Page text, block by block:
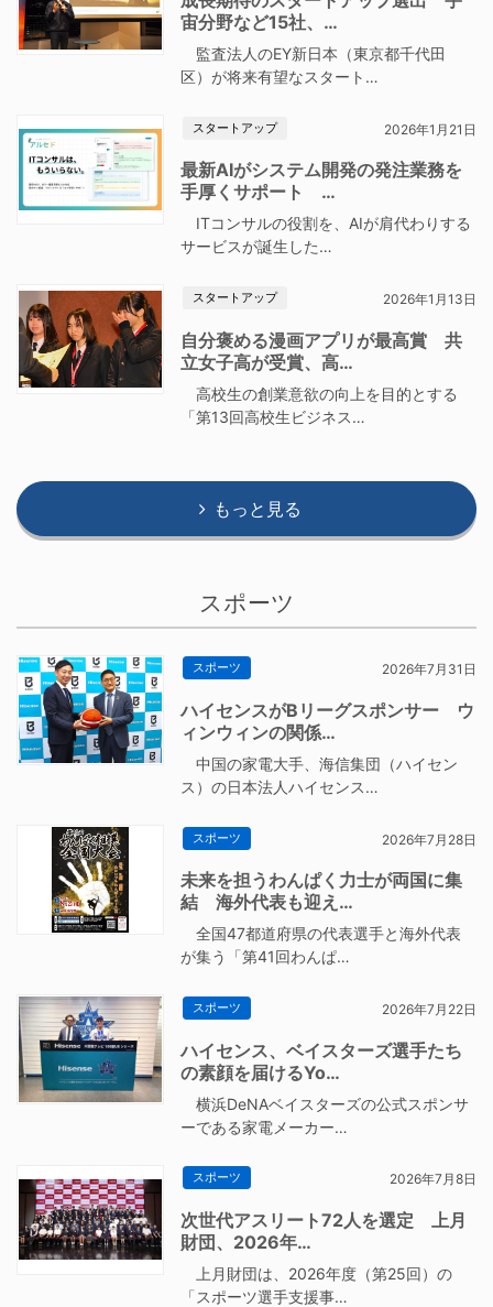
宙分野など15社、…
監査法人のEY新日本（東京都千代田
区）が将来有望なスタート…
スタートアップ 2026年1月21日
最新AIがシステム開発の発注業務を
手厚くサポート …
ITコンサルの役割を、AIが肩代わりする
サービスが誕生した…
スタートアップ 2026年1月13日
自分褒める漫画アプリが最高賞 共
立女子高が受賞、高…
高校生の創業意欲の向上を目的とする
「第13回高校生ビジネス…
もっと見る
スポーツ
スポーツ 2026年7月31日
ハイセンスがBリーグスポンサー ウ
ィンウィンの関係…
中国の家電大手、海信集団（ハイセン
ス）の日本法人ハイセンス…
スポーツ 2026年7月28日
未来を担うわんぱく力士が両国に集
結 海外代表も迎え…
全国47都道府県の代表選手と海外代表
が集う「第41回わんぱ…
スポーツ 2026年7月22日
ハイセンス、ベイスターズ選手たち
の素顔を届けるYo…
横浜DeNAベイスターズの公式スポンサ
ーである家電メーカー…
スポーツ 2026年7月8日
次世代アスリート72人を選定 上月
財団、2026年…
上月財団は、2026年度（第25回）の
「スポーツ選手支援事…